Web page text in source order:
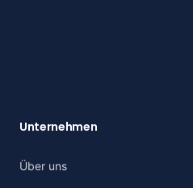
Unternehmen
Über uns